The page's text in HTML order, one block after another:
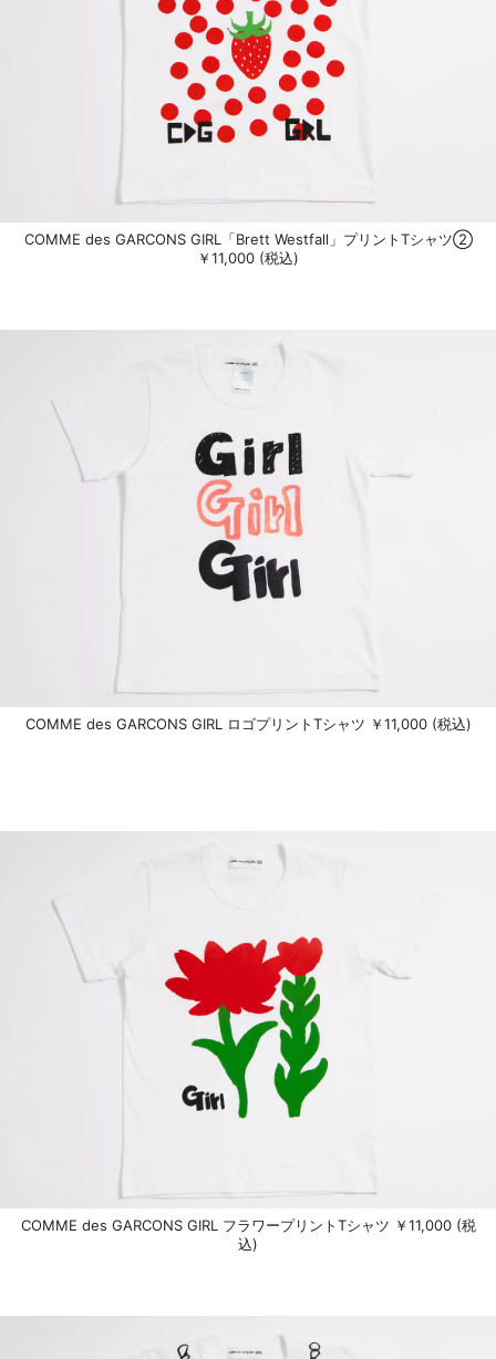
COMME des GARCONS GIRL「Brett Westfall」プリントTシャツ②
￥11,000 (税込)
COMME des GARCONS GIRL ロゴプリントTシャツ ￥11,000 (税込)
COMME des GARCONS GIRL フラワープリントTシャツ ￥11,000 (税
込)